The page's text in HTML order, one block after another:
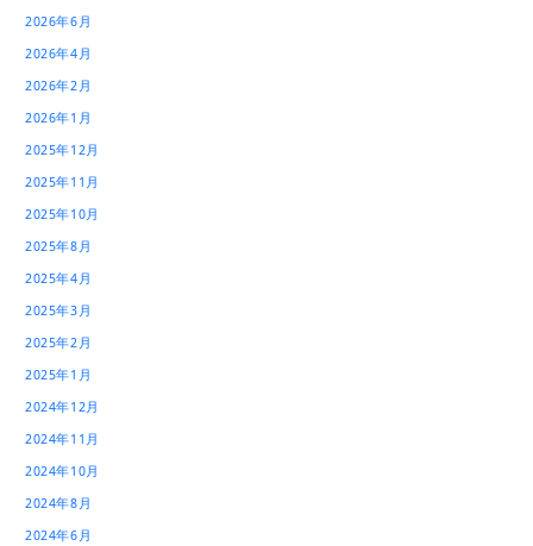
2026年6月
2026年4月
2026年2月
2026年1月
2025年12月
2025年11月
2025年10月
2025年8月
2025年4月
2025年3月
2025年2月
2025年1月
2024年12月
2024年11月
2024年10月
2024年8月
2024年6月